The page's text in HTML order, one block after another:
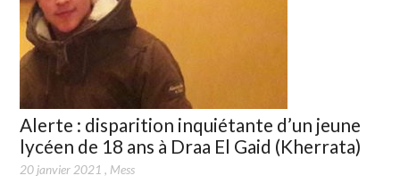
Alerte : disparition inquiétante d’un jeune
lycéen de 18 ans à Draa El Gaid (Kherrata)
20 janvier 2021 , Mess